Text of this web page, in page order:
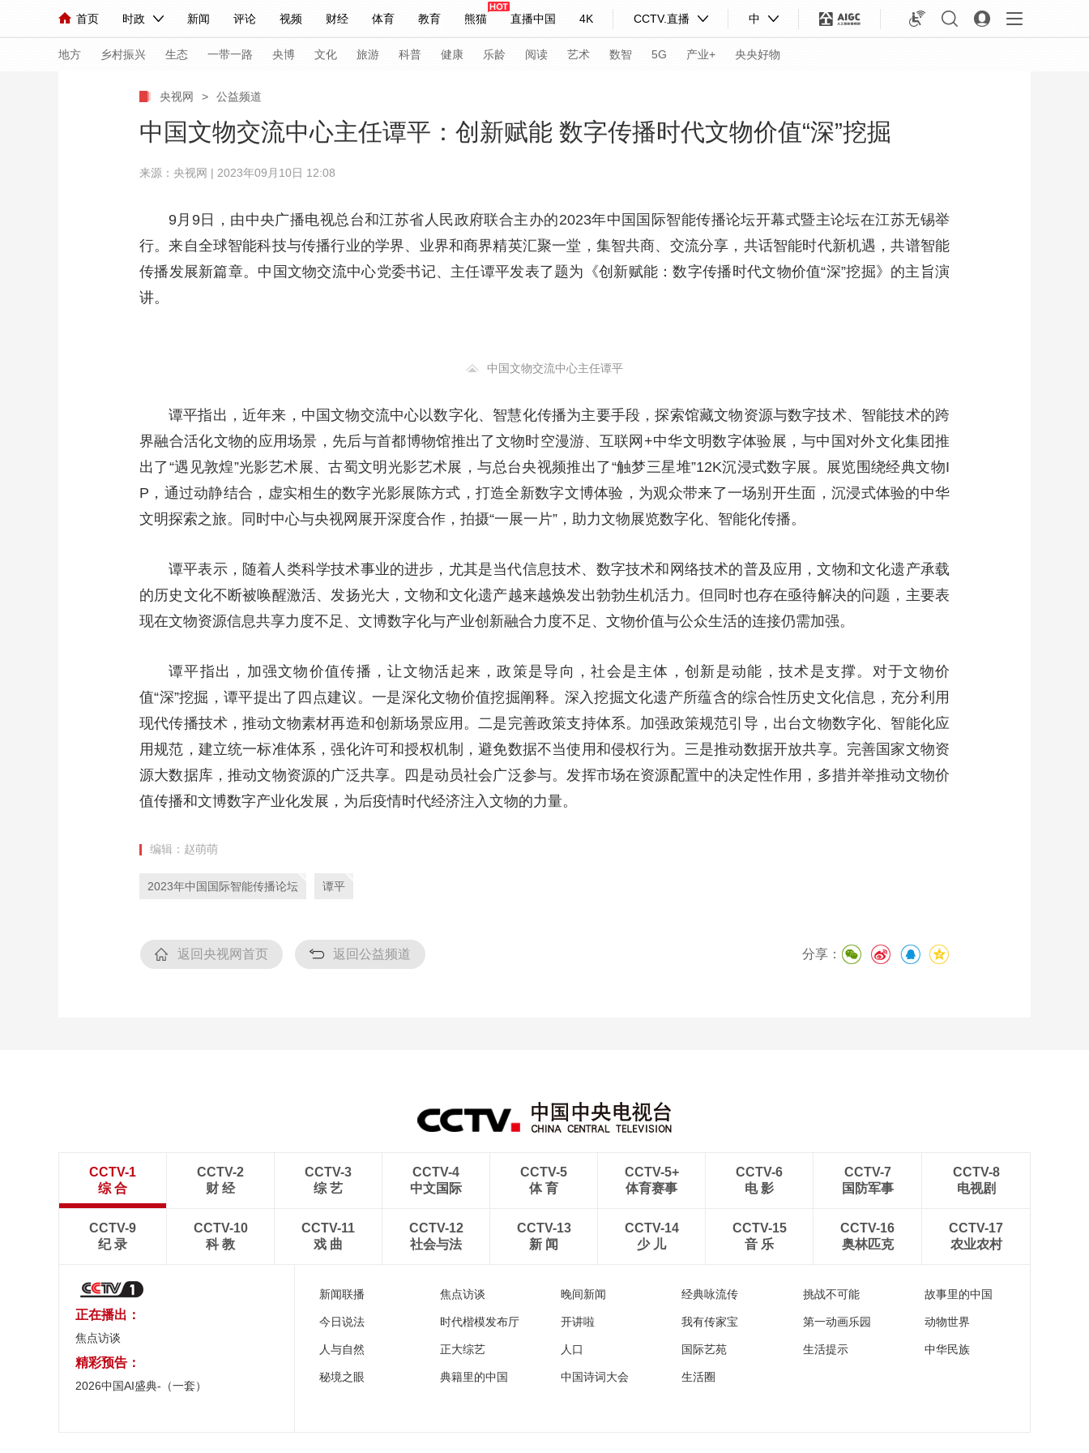
首页 时政 新闻 评论 视频 财经 体育 教育 熊猫 直播中国 4K CCTV.直播 中
人民领袖习近平 联播+ 中国领导人 央视快评 习式妙语 热解读 天天学习
直播 栏目大全 节目单 听音 微视频 主持人 下载央视影音
海外频道 iPanda English Монгол
地方 乡村振兴 生态 一带一路 央博 文化 旅游 科普 健康 乐龄 阅读 艺术 数智 5G 产业+ 央央好物
人民领袖习近平 联播+ 热解读 天天学习 习式妙语 央视快评 央视网评 光华锐评 锋面
小央视频 小央直播 直播中国 熊猫频道 VR/AR 4K专区 全景新闻
前线 比划 快看 蓝海中国 新兵请入列 人生第一次 人生第二次
大国展会 大国保险 云顶对话 云起 超级工厂 智敬中国 全民健康 颜选攻略 海洋 时尚 天气 才艺 网展 央央好物
CCTV.节目官网 直播 节目单 栏目 片库 热播榜 总台企业白名单
央视网 > 公益频道
中国文物交流中心主任谭平：创新赋能 数字传播时代文物价值“深”挖掘
来源：央视网 | 2023年09月10日 12:08
9月9日，由中央广播电视总台和江苏省人民政府联合主办的2023年中国国际智能传播论坛开幕式暨主论坛在江苏无锡举
行。来自全球智能科技与传播行业的学界、业界和商界精英汇聚一堂，集智共商、交流分享，共话智能时代新机遇，共谱智能
传播发展新篇章。中国文物交流中心党委书记、主任谭平发表了题为《创新赋能：数字传播时代文物价值“深”挖掘》的主旨演
讲。
中国文物交流中心主任谭平
谭平指出，近年来，中国文物交流中心以数字化、智慧化传播为主要手段，探索馆藏文物资源与数字技术、智能技术的跨
界融合活化文物的应用场景，先后与首都博物馆推出了文物时空漫游、互联网+中华文明数字体验展，与中国对外文化集团推
出了“遇见敦煌”光影艺术展、古蜀文明光影艺术展，与总台央视频推出了“触梦三星堆”12K沉浸式数字展。展览围绕经典文物I
P，通过动静结合，虚实相生的数字光影展陈方式，打造全新数字文博体验，为观众带来了一场别开生面，沉浸式体验的中华
文明探索之旅。同时中心与央视网展开深度合作，拍摄“一展一片”，助力文物展览数字化、智能化传播。
谭平表示，随着人类科学技术事业的进步，尤其是当代信息技术、数字技术和网络技术的普及应用，文物和文化遗产承载
的历史文化不断被唤醒激活、发扬光大，文物和文化遗产越来越焕发出勃勃生机活力。但同时也存在亟待解决的问题，主要表
现在文物资源信息共享力度不足、文博数字化与产业创新融合力度不足、文物价值与公众生活的连接仍需加强。
谭平指出，加强文物价值传播，让文物活起来，政策是导向，社会是主体，创新是动能，技术是支撑。对于文物价
值“深”挖掘，谭平提出了四点建议。一是深化文物价值挖掘阐释。深入挖掘文化遗产所蕴含的综合性历史文化信息，充分利用
现代传播技术，推动文物素材再造和创新场景应用。二是完善政策支持体系。加强政策规范引导，出台文物数字化、智能化应
用规范，建立统一标准体系，强化许可和授权机制，避免数据不当使用和侵权行为。三是推动数据开放共享。完善国家文物资
源大数据库，推动文物资源的广泛共享。四是动员社会广泛参与。发挥市场在资源配置中的决定性作用，多措并举推动文物价
值传播和文博数字产业化发展，为后疫情时代经济注入文物的力量。
编辑：赵萌萌
2023年中国国际智能传播论坛 谭平
返回央视网首页 返回公益频道 分享：
CCTV-1
综 合
CCTV-2
财 经
CCTV-3
综 艺
CCTV-4
中文国际
CCTV-5
体 育
CCTV-5+
体育赛事
CCTV-6
电 影
CCTV-7
国防军事
CCTV-8
电视剧
CCTV-9
纪 录
CCTV-10
科 教
CCTV-11
戏 曲
CCTV-12
社会与法
CCTV-13
新 闻
CCTV-14
少 儿
CCTV-15
音 乐
CCTV-16
奥林匹克
CCTV-17
农业农村
正在播出：
焦点访谈
精彩预告：
2026中国AI盛典-（一套）
新闻联播 焦点访谈 晚间新闻 经典咏流传 挑战不可能 故事里的中国
今日说法 时代楷模发布厅 开讲啦 我有传家宝 第一动画乐园 动物世界
人与自然 正大综艺 人口 国际艺苑 生活提示 中华民族
秘境之眼 典籍里的中国 中国诗词大会 生活圈